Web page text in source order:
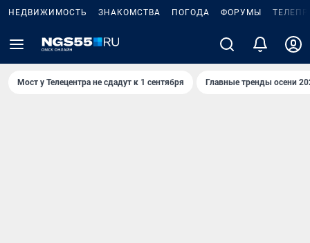
НЕДВИЖИМОСТЬ ЗНАКОМСТВА ПОГОДА ФОРУМЫ
Мост у Телецентра не сдадут к 1 сентября Главные тренды осени